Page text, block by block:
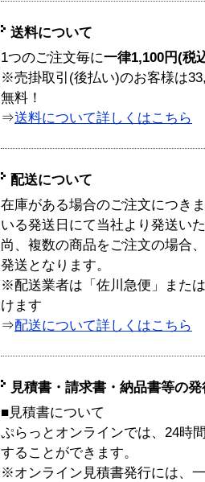
送料について
1つのご注文毎に一律1,100円(税
※売掛取引(後払い)のお客様は
無料！
⇒送料について詳しくはこちら
配送について
在庫がある場合のご注文につき
いる発送日にて当社より発送い
尚、複数の商品をご注文の場合
発送となります。
※配送業者は「佐川急便」また
けます
⇒配送について詳しくはこちら
見積書・請求書・納品書等の
■見積書について
ぷらっとオンラインでは、24時
することができます。
※オンライン見積書発行には、